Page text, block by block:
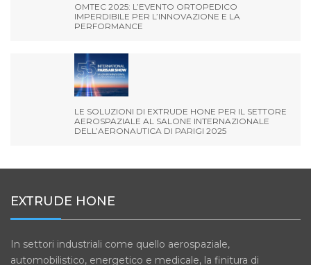
OMTEC 2025: L’EVENTO ORTOPEDICO
IMPERDIBILE PER L’INNOVAZIONE E LA
PERFORMANCE
LE SOLUZIONI DI EXTRUDE HONE PER IL SETTORE
AEROSPAZIALE AL SALONE INTERNAZIONALE
DELL’AERONAUTICA DI PARIGI 2025
EXTRUDE HONE
In settori industriali come quello aerospaziale,
automobilistico, energetico e medicale, la finitura di